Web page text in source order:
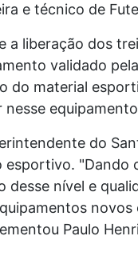
e técnico de
a liberação dos
validado
do material
nesse
do
esportivo. "Dando
desse nível e
novos
Paulo